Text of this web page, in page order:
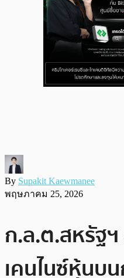
By Supakit Kaewmanee
พฤษภาคม 25, 2026
ก.ล.ต.สหรัฐฯ
เคนไนซ์หุ้นบ